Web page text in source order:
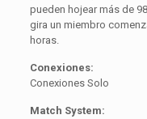
pueden hojear más de
gira un miembro
horas.
Conexiones:
Conexiones Solo
Match System: